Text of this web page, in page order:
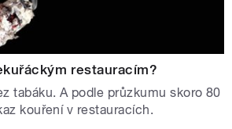
restauracím?
tabáku. A podle průzkumu skoro 80
kouření v restauracích.